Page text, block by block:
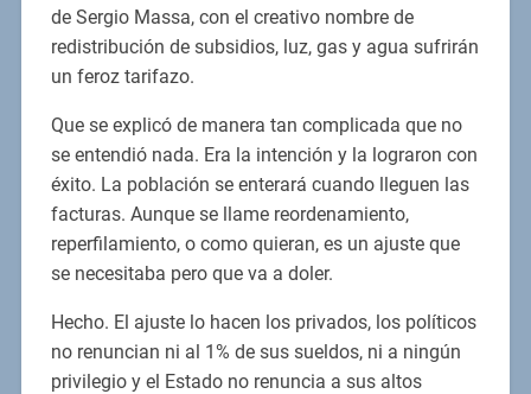
de Sergio Massa, con el creativo nombre de
redistribución de subsidios, luz, gas y agua sufrirán
un feroz tarifazo.
Que se explicó de manera tan complicada que no
se entendió nada. Era la intención y la lograron con
éxito. La población se enterará cuando lleguen las
facturas. Aunque se llame reordenamiento,
reperfilamiento, o como quieran, es un ajuste que
se necesitaba pero que va a doler.
Hecho. El ajuste lo hacen los privados, los políticos
no renuncian ni al 1% de sus sueldos, ni a ningún
privilegio y el Estado no renuncia a sus altos